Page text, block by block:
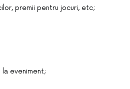
premii pentru jocuri, etc;
eveniment;